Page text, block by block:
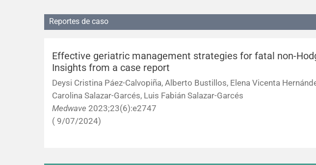
Reportes de caso
Effective geriatric management strategies for fatal non-
Insights from a case report
Deysi Cristina Páez-Calvopiña, Alberto Bustillos, Elena Vicenta
Carolina Salazar-Garcés, Luis Fabián Salazar-Garcés
Medwave 2023;23(6):e2747
( 9/07/2024)